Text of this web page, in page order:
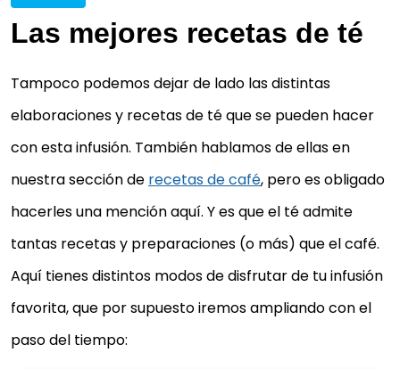
Las mejores recetas de té
Tampoco podemos dejar de lado las distintas
elaboraciones y recetas de té que se pueden hacer
con esta infusión. También hablamos de ellas en
nuestra sección de recetas de café, pero es obligado
hacerles una mención aquí. Y es que el té admite
tantas recetas y preparaciones (o más) que el café.
Aquí tienes distintos modos de disfrutar de tu infusión
favorita, que por supuesto iremos ampliando con el
paso del tiempo: